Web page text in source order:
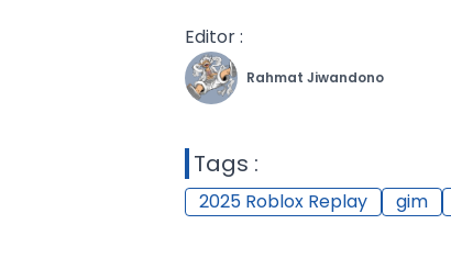
Editor :
Rahmat Jiwandono
Tags :
2025 Roblox Replay gim